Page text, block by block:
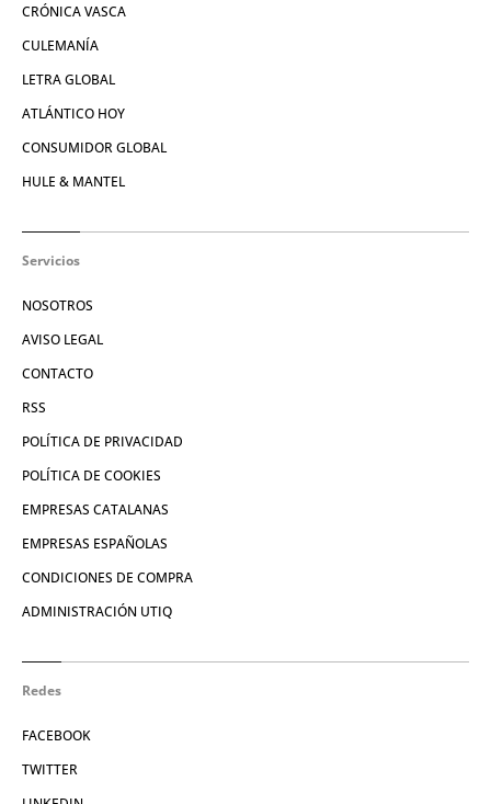
CRÓNICA VASCA
CULEMANÍA
LETRA GLOBAL
ATLÁNTICO HOY
CONSUMIDOR GLOBAL
HULE & MANTEL
Servicios
NOSOTROS
AVISO LEGAL
CONTACTO
RSS
POLÍTICA DE PRIVACIDAD
POLÍTICA DE COOKIES
EMPRESAS CATALANAS
EMPRESAS ESPAÑOLAS
CONDICIONES DE COMPRA
ADMINISTRACIÓN UTIQ
Redes
FACEBOOK
TWITTER